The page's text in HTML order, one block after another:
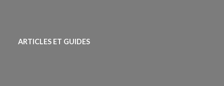
ARTICLES ET GUIDES